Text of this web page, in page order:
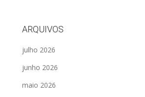
ARQUIVOS
julho 2026
junho 2026
maio 2026